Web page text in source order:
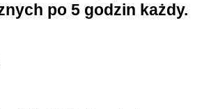
po 5 godzin każdy.